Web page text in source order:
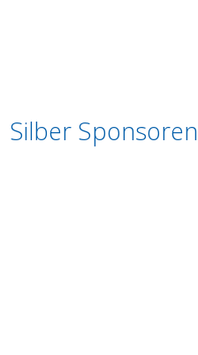
Silber Sponsoren